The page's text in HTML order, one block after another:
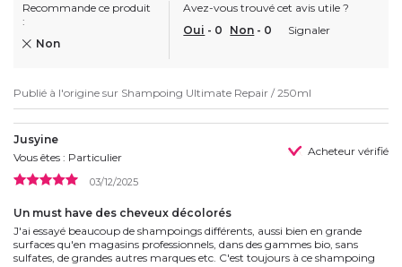
Recommande ce produit
:
Non
Avez-vous trouvé cet avis utile ?
Oui - 0 Non - 0 Signaler
Publié à l'origine sur Shampoing Ultimate Repair / 250ml
Jusyine
Vous êtes : Particulier
Acheteur vérifié
03/12/2025
Un must have des cheveux décolorés
J'ai essayé beaucoup de shampoings différents, aussi bien en grande
surfaces qu'en magasins professionnels, dans des gammes bio, sans
sulfates, de grandes autres marques etc. C'est toujours à ce shampoing